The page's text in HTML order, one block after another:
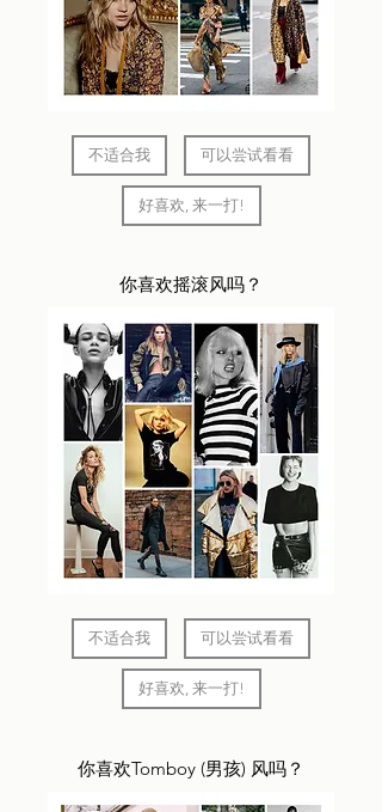
不适合我 可以尝试看看
好喜欢, 来一打!
​你喜欢摇滚风吗？
不适合我 可以尝试看看
好喜欢, 来一打!
你喜欢Tomboy (男孩) 风吗？